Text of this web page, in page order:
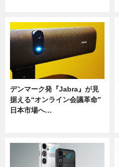
デンマーク発『Jabra』が見
据える“オンライン会議革命”
日本市場へ…